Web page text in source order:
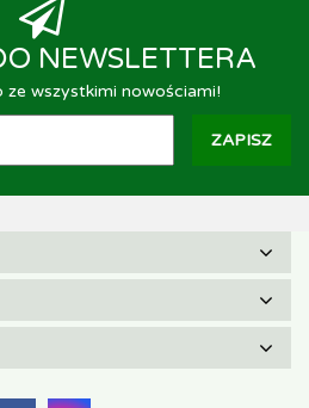
NEWSLETTERA
ze wszystkimi nowościami!